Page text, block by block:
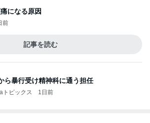
になる原因
前
記事を読む
ら暴行受け精神科に通う担任
トピックス 1日前